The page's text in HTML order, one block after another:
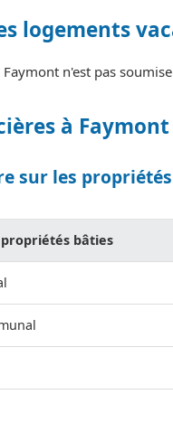
logements
n'est pas
à Faymont
sur les
bâties